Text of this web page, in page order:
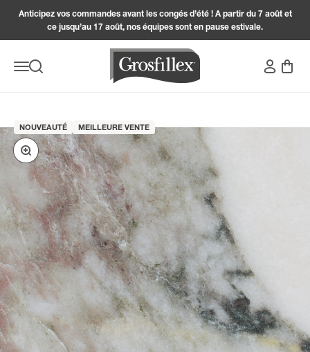
Anticipez vos commandes avant les congés d’été ! A partir du 7 août et
ce jusqu’au 17 août, nos équipes sont en pause estivale.
MenuRecherche
Grosfillex
Connexion
Panier
NOUVEAUTÉ MEILLEURE VENTE
Zoomer sur l'image